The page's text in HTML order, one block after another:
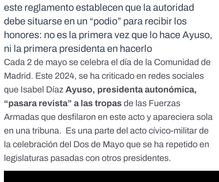
este reglamento establecen que la autoridad
debe situarse en un “podio” para recibir los
honores: no es la primera vez que lo hace Ayuso,
ni la primera presidenta en hacerlo
Cada 2 de mayo se celebra el día de la Comunidad de
Madrid. Este 2024, se ha criticado en redes sociales
que Isabel Díaz Ayuso, presidenta autonómica,
“pasara revista” a las tropas de las Fuerzas
Armadas que desfilaron en este acto y apareciera sola
en una tribuna. Es una parte del acto cívico-militar de
la celebración del Dos de Mayo que se ha repetido en
legislaturas pasadas con otros presidentes.